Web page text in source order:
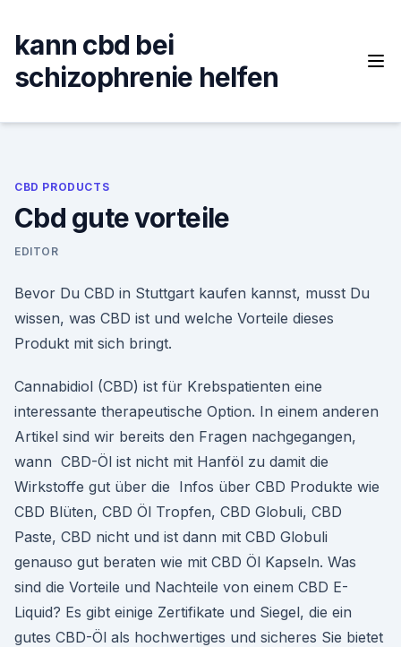
content
kann cbd bei
schizophrenie helfen
CBD PRODUCTS
Cbd gute vorteile
EDITOR
Bevor Du CBD in Stuttgart kaufen kannst, musst Du
wissen, was CBD ist und welche Vorteile dieses
Produkt mit sich bringt.
Cannabidiol (CBD) ist für Krebspatienten eine
interessante therapeutische Option. In einem anderen
Artikel sind wir bereits den Fragen nachgegangen,
wann CBD-Öl ist nicht mit Hanföl zu damit die
Wirkstoffe gut über die Infos über CBD Produkte wie
CBD Blüten, CBD Öl Tropfen, CBD Globuli, CBD
Paste, CBD nicht und ist dann mit CBD Globuli
genauso gut beraten wie mit CBD Öl Kapseln. Was
sind die Vorteile und Nachteile von einem CBD E-
Liquid? Es gibt einige Zertifikate und Siegel, die ein
gutes CBD-Öl als hochwertiges und sicheres Sie bietet